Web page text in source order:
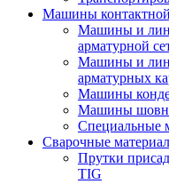
Машины
Машины и
арматурной
Машины и
арматурных
Машины
Машины
Специальные
Сварочные
Прутки
TIG